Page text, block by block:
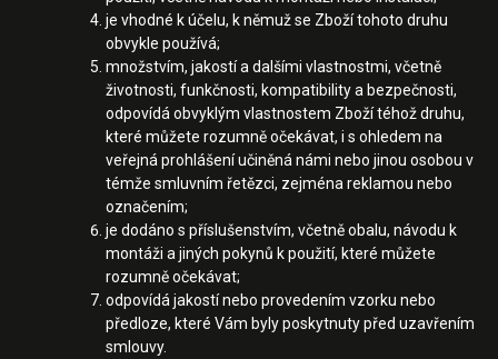
je vhodné k účelu, k němuž se Zboží tohoto druhu
obvykle používá;
množstvím, jakostí a dalšími vlastnostmi, včetně
životnosti, funkčnosti, kompatibility a bezpečnosti,
odpovídá obvyklým vlastnostem Zboží téhož druhu,
které můžete rozumně očekávat, i s ohledem na
veřejná prohlášení učiněná námi nebo jinou osobou v
témže smluvním řetězci, zejména reklamou nebo
označením;
je dodáno s příslušenstvím, včetně obalu, návodu k
montáži a jiných pokynů k použití, které můžete
rozumně očekávat;
odpovídá jakostí nebo provedením vzorku nebo
předloze, které Vám byly poskytnuty před uzavřením
smlouvy.